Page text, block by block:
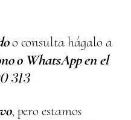
o consulta hágalo a
o WhatsApp en el
313
, pero estamos